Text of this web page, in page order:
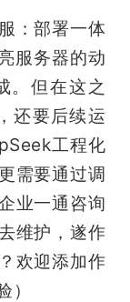
：部署一体
服务器的动
。但在这之
还要后续运
工程化
需要通过调
业一通咨询
维护，遂作
欢迎添加作